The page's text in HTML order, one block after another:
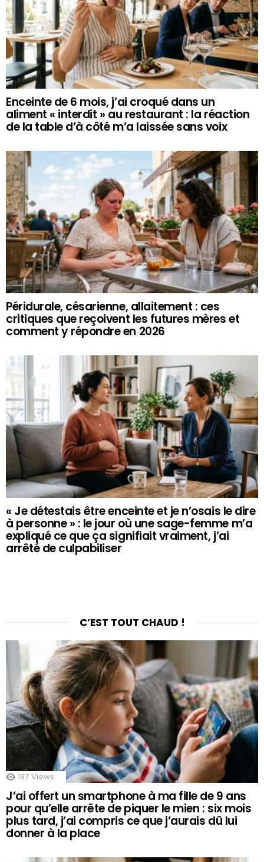
Enceinte de 6 mois, j’ai croqué dans un
aliment « interdit » au restaurant : la réaction
de la table d’à côté m’a laissée sans voix
Péridurale, césarienne, allaitement : ces
critiques que reçoivent les futures mères et
comment y répondre en 2026
« Je détestais être enceinte et je n’osais le dire
à personne » : le jour où une sage-femme m’a
expliqué ce que ça signifiait vraiment, j’ai
arrêté de culpabiliser
C’EST TOUT CHAUD !
137 Views
J’ai offert un smartphone à ma fille de 9 ans
pour qu’elle arrête de piquer le mien : six mois
plus tard, j’ai compris ce que j’aurais dû lui
donner à la place